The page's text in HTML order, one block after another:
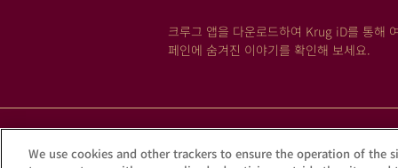
크루그 앱을 다운로드하여 Krug iD를 통해
페인에 숨겨진 이야기를 확인해 보세요.
We use cookies and other trackers to ensure the operation of the